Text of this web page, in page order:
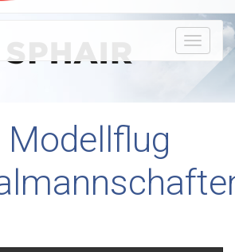
Modellflug